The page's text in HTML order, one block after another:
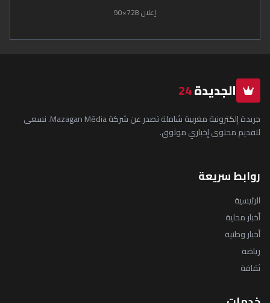
إعلان 728×90
الجديدة24
جريدة إلكترونية مغربية شاملة تصدر عن شركة Mazagan Média. نسعى
لتقديم محتوى إخباري موثوق.
روابط سريعة
الرئيسية
أخبار محلية
أخبار وطنية
رياضة
ثقافة